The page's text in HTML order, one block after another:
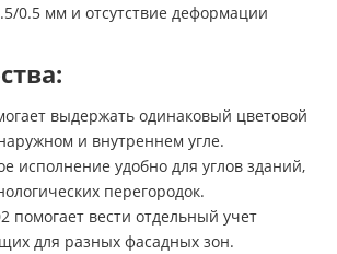
0.5 мм и отсутствие деформации
выдержать одинаковый цветовой
и внутреннем угле.
исполнение удобно для углов зданий,
перегородок.
помогает вести отдельный учет
для разных фасадных зон.